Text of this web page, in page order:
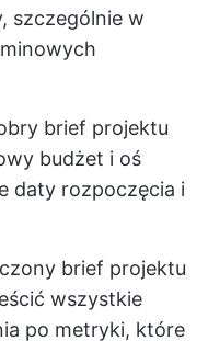
szczególnie w
brief projektu
budżet i oś
daty rozpoczęcia i
brief projektu
wszystkie
po metryki, które